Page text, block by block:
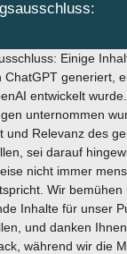
Einige
ChatGPT generiert,
entwickelt
unternommen
und Relevanz des
sei darauf
nicht immer
Wir
Inhalte für unser
und danken
während wir die